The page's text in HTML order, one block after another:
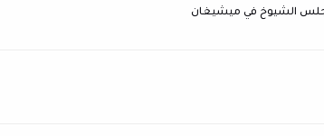
الشيوخ في ميشيغان